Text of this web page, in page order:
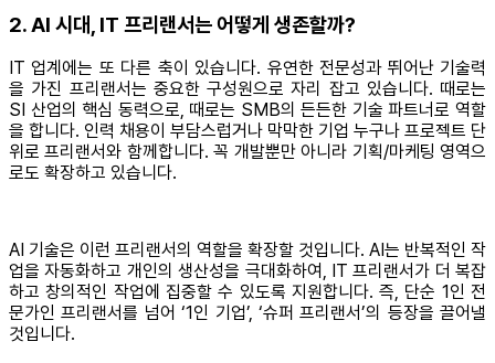
2. AI 시대, IT 프리랜서는 어떻게 생존할까?
IT 업계에는 또 다른 축이 있습니다. 유연한 전문성과 뛰어난 기술력
을 가진 프리랜서는 중요한 구성원으로 자리 잡고 있습니다. 때로는
SI 산업의 핵심 동력으로, 때로는 SMB의 든든한 기술 파트너로 역할
을 합니다. 인력 채용이 부담스럽거나 막막한 기업 누구나 프로젝트 단
위로 프리랜서와 함께합니다. 꼭 개발뿐만 아니라 기획/마케팅 영역으
로도 확장하고 있습니다.
AI 기술은 이런 프리랜서의 역할을 확장할 것입니다. AI는 반복적인 작
업을 자동화하고 개인의 생산성을 극대화하여, IT 프리랜서가 더 복잡
하고 창의적인 작업에 집중할 수 있도록 지원합니다. 즉, 단순 1인 전
문가인 프리랜서를 넘어 ‘1인 기업’, ‘슈퍼 프리랜서’의 등장을 끌어낼
것입니다.